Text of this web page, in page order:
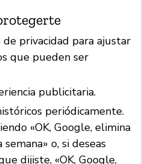
privacidad para ajustar
que pueden ser
publicitaria.
periódicamente.
«OK, Google, elimina
o, si deseas
dijiste, «OK, Google,